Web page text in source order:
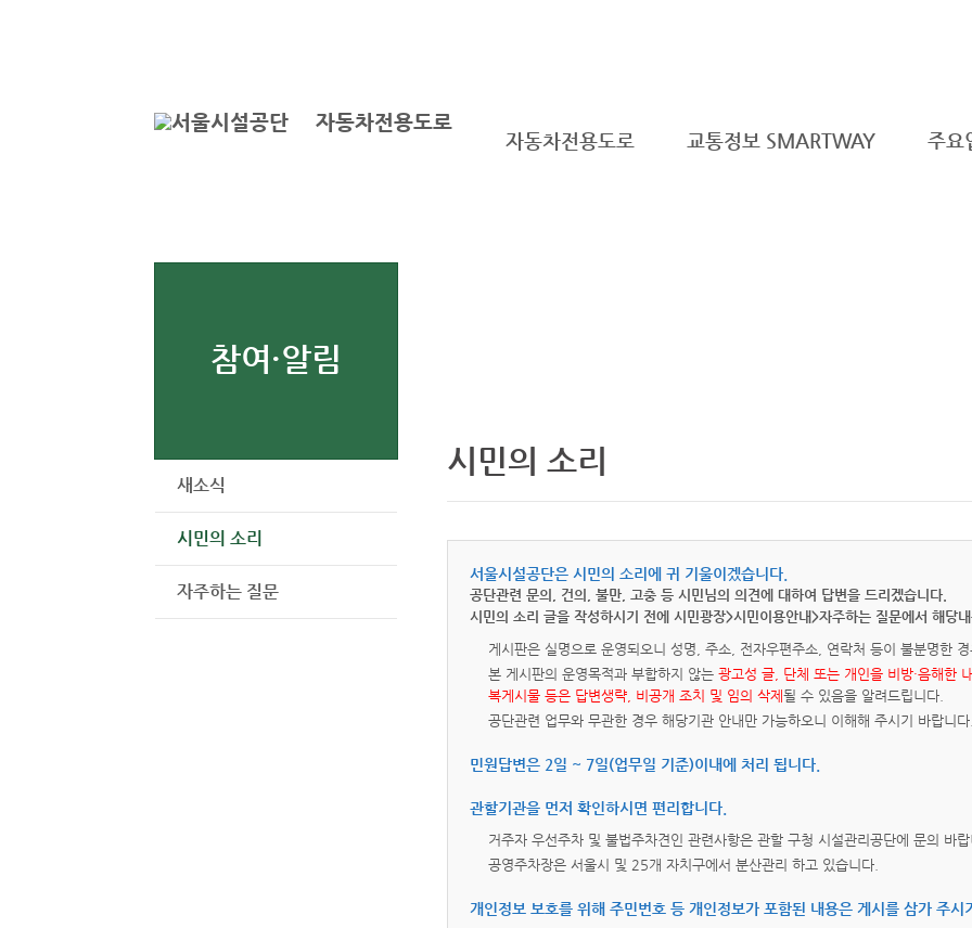
자동차전용도로
자동차전용도로 교통정보 SMARTWAY 주요
참여·알림
새소식
시민의 소리
자주하는 질문
시민의 소리
서울시설공단은 시민의 소리에 귀 기울이겠습니다.
공단관련 문의, 건의, 불만, 고충 등 시민님의 의견에 대하여 답변을 드리겠습니다.
시민의 소리 글을 작성하시기 전에 시민광장>시민이용안내>자주하는 질문에서 해당
게시판은 실명으로 운영되오니 성명, 주소, 전자우편주소, 연락처 등이 불분명한
본 게시판의 운영목적과 부합하지 않는 광고성 글, 단체 또는 개인을 비방·음해한
복게시물 등은 답변생략, 비공개 조치 및 임의 삭제 될 수 있음을 알려드립니다.
공단관련 업무와 무관한 경우 해당기관 안내만 가능하오니 이해해 주시기 바랍니
민원답변은 2일 ~ 7일(업무일 기준)이내에 처리 됩니다.
관할기관을 먼저 확인하시면 편리합니다.
거주자 우선주차 및 불법주차견인 관련사항은 관할 구청 시설관리공단에 문의 바
공영주차장은 서울시 및 25개 자치구에서 분산관리 하고 있습니다.
개인정보 보호를 위해 주민번호 등 개인정보가 포함된 내용은 게시를 삼가 주시